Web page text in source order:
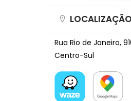
LOCALIZAÇÃO
Rua Rio de Janeiro,
Centro-Sul